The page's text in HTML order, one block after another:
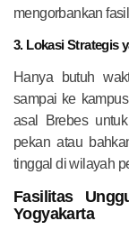
mengorbankan
3. Lokasi Strategis
Hanya butuh
sampai ke
asal Brebes
pekan atau
tinggal di wilayah
Fasilitas
Yogyakarta